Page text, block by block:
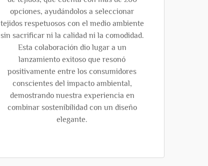
opciones, ayudándolos a seleccionar
tejidos respetuosos con el medio ambiente
sin sacrificar ni la calidad ni la comodidad.
Esta colaboración dio lugar a un
lanzamiento exitoso que resonó
positivamente entre los consumidores
conscientes del impacto ambiental,
demostrando nuestra experiencia en
combinar sostenibilidad con un diseño
elegante.